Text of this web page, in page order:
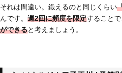
それは間違い。鍛えるのと同じくらい
んです。 週2回に頻度を限定することで
ができると考えましょう。